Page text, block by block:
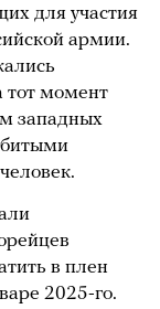
для участия
армии.
тот момент
западных
в плен
2025-го.